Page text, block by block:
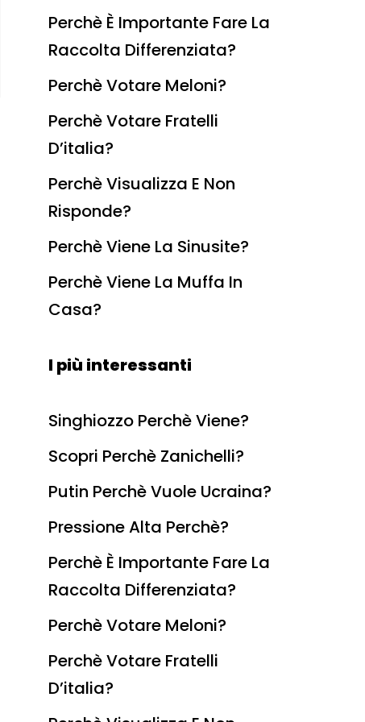
Perchè È Importante Fare La
Raccolta Differenziata?
Perchè Votare Meloni?
Perchè Votare Fratelli
D’italia?
Perchè Visualizza E Non
Risponde?
Perchè Viene La Sinusite?
Perchè Viene La Muffa In
Casa?
I più interessanti
Singhiozzo Perchè Viene?
Scopri Perchè Zanichelli?
Putin Perchè Vuole Ucraina?
Pressione Alta Perchè?
Perchè È Importante Fare La
Raccolta Differenziata?
Perchè Votare Meloni?
Perchè Votare Fratelli
D’italia?